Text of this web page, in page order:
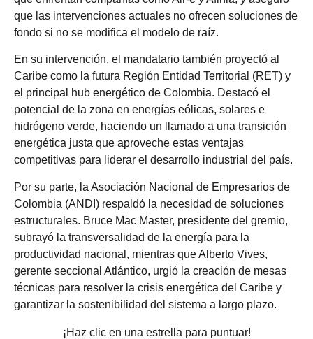
que las intervenciones actuales no ofrecen soluciones de
fondo si no se modifica el modelo de raíz.
En su intervención, el mandatario también proyectó al
Caribe como la futura Región Entidad Territorial (RET) y
el principal hub energético de Colombia. Destacó el
potencial de la zona en energías eólicas, solares e
hidrógeno verde, haciendo un llamado a una transición
energética justa que aproveche estas ventajas
competitivas para liderar el desarrollo industrial del país.
Por su parte, la Asociación Nacional de Empresarios de
Colombia (ANDI) respaldó la necesidad de soluciones
estructurales. Bruce Mac Master, presidente del gremio,
subrayó la transversalidad de la energía para la
productividad nacional, mientras que Alberto Vives,
gerente seccional Atlántico, urgió la creación de mesas
técnicas para resolver la crisis energética del Caribe y
garantizar la sostenibilidad del sistema a largo plazo.
¡Haz clic en una estrella para puntuar!